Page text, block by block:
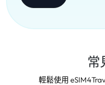
常
輕鬆使用